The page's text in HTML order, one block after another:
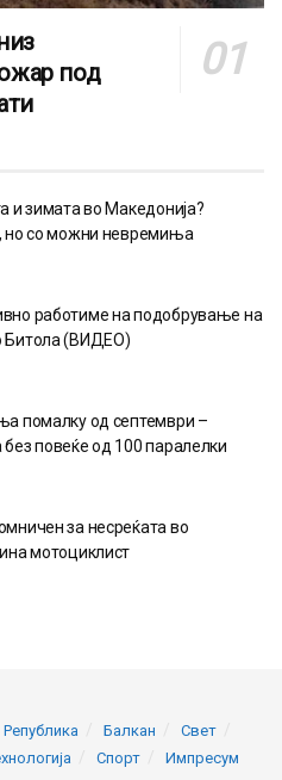
под
и зимата во Македонија?
но со можни невремиња
работиме на подобрување на
Битола (ВИДЕО)
помалку од септември –
без повеќе од 100 паралелки
за несреќата во
мотоциклист
Република Балкан
Свет
Спорт Импресум